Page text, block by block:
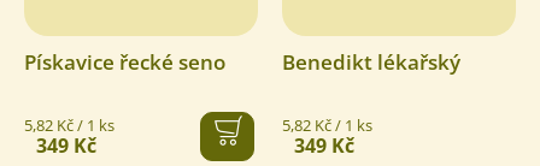
Pískavice řecké seno
349 Kč
Měrná
cena:
5,82 Kč / 1 ks
Benedikt lékařský
349 Kč
Měrná
cena:
5,82 Kč / 1 ks